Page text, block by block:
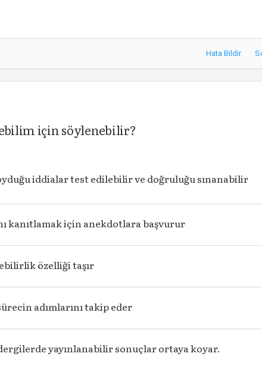
Hata Bildir
için söylenebilir?
iddialar test edilebilir ve doğruluğu sınanabilir
kanıtlamak için anekdotlara başvurur
özelliği taşır
adımlarını takip eder
yayınlanabilir sonuçlar ortaya koyar.